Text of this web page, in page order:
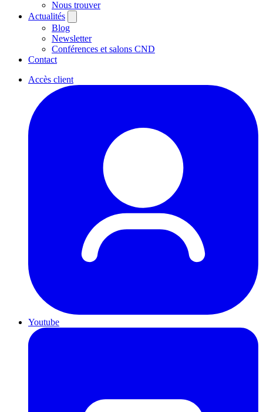
Nous trouver
Actualités
Blog
Newsletter
Conférences et salons CND
Contact
Accès client
Youtube